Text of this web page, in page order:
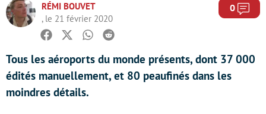
RÉMI BOUVET
, le 21 février 2020
0
Facebook
TwitterWhatsapp
Reddit
Tous les aéroports du monde présents, dont 37 000
édités manuellement, et 80 peaufinés dans les
moindres détails.